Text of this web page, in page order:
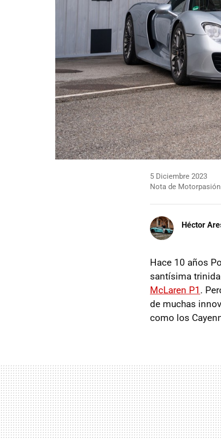
5 Diciembre 2023
Nota de Motorpasión
Héctor
Hace 10 años
santísima
McLaren P1 .
de muchas
como los